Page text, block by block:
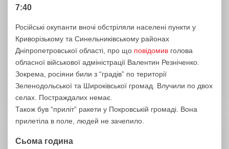
7:40
Російські окупанти вночі обстріляли населені пункти у
Криворізькому та Синельниківському районах
Дніпропетровської області, про що повідомив голова
обласної військової адміністрації Валентин Резніченко.
Зокрема, росіяни били з “градів” по території
Зеленодольської та Широківської громад. Влучили по двох
селах. Постраждалих немає.
Також був “приліт” ракети у Покровській громаді. Вона
прилетіла в поле, людей не зачепило.
Сьома година